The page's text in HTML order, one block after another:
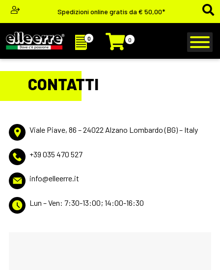
Spedizioni online gratis da € 50,00*
0 0
CONTATTI
Viale Piave, 86 – 24022 Alzano Lombardo (BG) – Italy
+39 035 470 527
info@elleerre.it
Lun – Ven: 7:30-13:00; 14:00-16:30